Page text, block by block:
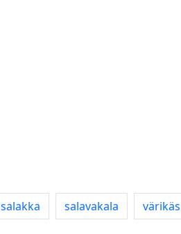
salakka salavakala värikäs